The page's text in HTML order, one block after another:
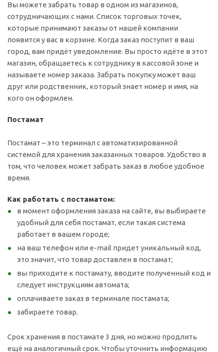
Вы можете забрать товар в одном из магазинов,
сотрудничающих с нами. Список торговых точек,
которые принимают заказы от нашей компании
появится у вас в корзине. Когда заказ поступит в ваш
город, вам придёт уведомление. Вы просто идёте в этот
магазин, обращаетесь к сотруднику в кассовой зоне и
называете номер заказа. Забрать покупку может ваш
друг или родственник, который знает номер и имя, на
кого он оформлен.
Постамат
Постамат – это терминал с автоматизированной
системой для хранения заказанных товаров. Удобство в
том, что человек может забрать заказ в любое удобное
время.
Как работать с постаматом:
в момент оформления заказа на сайте, вы выбираете
удобный для себя постамат, если такая система
работает в вашем городе;
на ваш телефон или e-mail придет уникальный код,
это значит, что товар доставлен в постамат;
вы приходите к постамату, вводите полученный код и
следует инструкциям автомата;
оплачиваете заказ в терминале постамата;
забираете товар.
Срок хранения в постамате 3 дня, но можно продлить
ещё на аналогичный срок. Чтобы уточнить информацию